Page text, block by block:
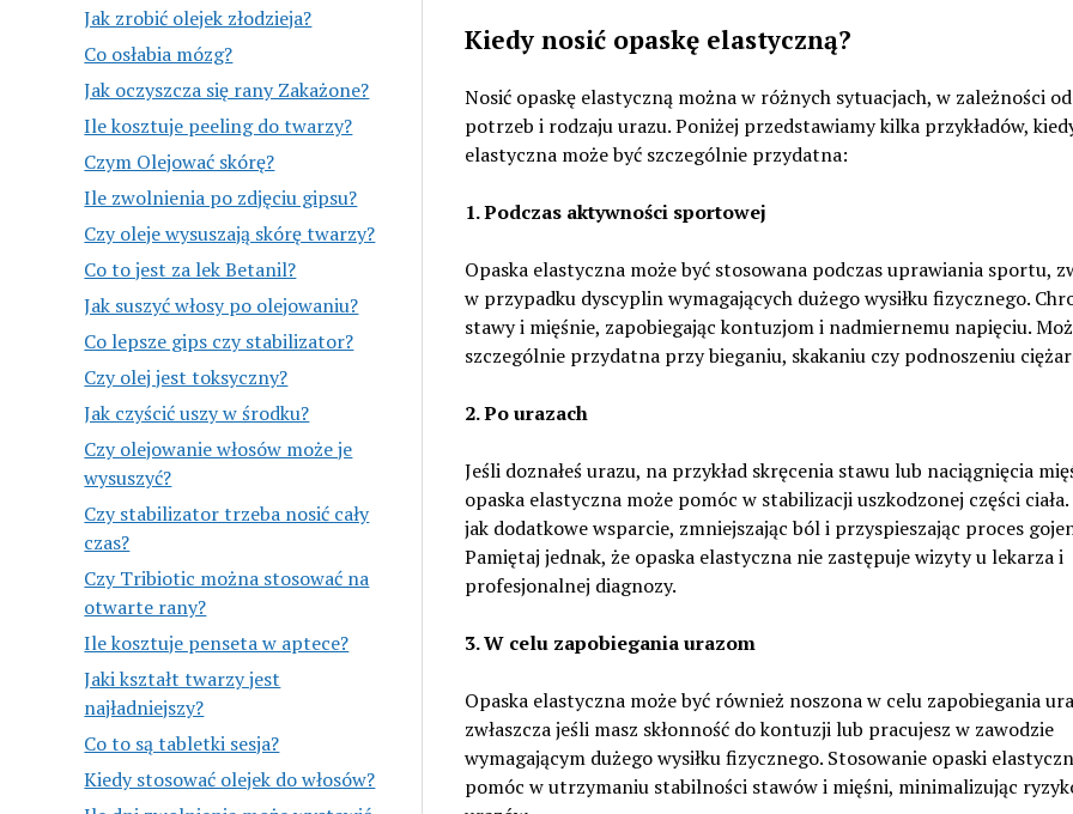
Jak zrobić olejek złodzieja?
Co osłabia mózg?
Jak oczyszcza się rany Zakażone?
Ile kosztuje peeling do twarzy?
Czym Olejować skórę?
Ile zwolnienia po zdjęciu gipsu?
Czy oleje wysuszają skórę twarzy?
Co to jest za lek Betanil?
Jak suszyć włosy po olejowaniu?
Co lepsze gips czy stabilizator?
Czy olej jest toksyczny?
Jak czyścić uszy w środku?
Czy olejowanie włosów może je
wysuszyć?
Czy stabilizator trzeba nosić cały
czas?
Czy Tribiotic można stosować na
otwarte rany?
Ile kosztuje penseta w aptece?
Jaki kształt twarzy jest
najładniejszy?
Co to są tabletki sesja?
Kiedy stosować olejek do włosów?
Kiedy nosić opaskę elastyczną?
Nosić opaskę elastyczną można w różnych sytuacjach, w zależności od
potrzeb i rodzaju urazu. Poniżej przedstawiamy kilka przykładów,
elastyczna może być szczególnie przydatna:
1. Podczas aktywności sportowej
Opaska elastyczna może być stosowana podczas uprawiania sportu,
w przypadku dyscyplin wymagających dużego wysiłku fizycznego.
stawy i mięśnie, zapobiegając kontuzjom i nadmiernemu napięciu.
szczególnie przydatna przy bieganiu, skakaniu czy podnoszeniu
2. Po urazach
Jeśli doznałeś urazu, na przykład skręcenia stawu lub naciągnięcia
opaska elastyczna może pomóc w stabilizacji uszkodzonej części ciała.
jak dodatkowe wsparcie, zmniejszając ból i przyspieszając proces
Pamiętaj jednak, że opaska elastyczna nie zastępuje wizyty u lekarza i
profesjonalnej diagnozy.
3. W celu zapobiegania urazom
Opaska elastyczna może być również noszona w celu zapobiegania
zwłaszcza jeśli masz skłonność do kontuzji lub pracujesz w zawodzie
wymagającym dużego wysiłku fizycznego. Stosowanie opaski
pomóc w utrzymaniu stabilności stawów i mięśni, minimalizując